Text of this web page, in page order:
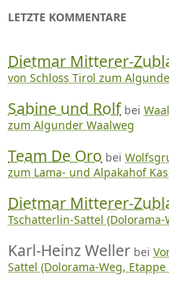
LETZTE KOMMENTARE
Dietmar Mitterer-
von Schloss Tirol zum
Sabine und Rolf bei
zum Algunder Waalweg
Team De Oro bei
zum Lama- und Alpakahof
Dietmar Mitterer-
Tschatterlin-Sattel (Dolorama-
Karl-Heinz Weller bei
Sattel (Dolorama-Weg, Etappe